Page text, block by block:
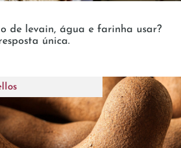
de levain, água e farinha usar?
única.